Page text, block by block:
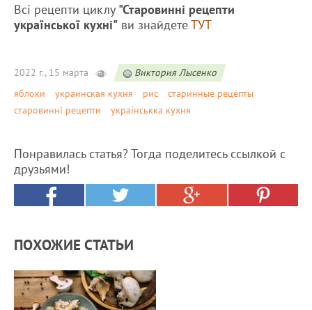
Всі рецепти циклу "Старовинні рецепти
української кухні" ви знайдетеТУТ
2022 г., 15 марта
Виктория Лысенко
яблоки
украинская кухня рис
старинные рецепты
старовинні рецепти
українськка кухня
Понравилась статья? Тогда поделитесь ссылкой с
друзьями!
ПОХОЖИЕ СТАТЬИ